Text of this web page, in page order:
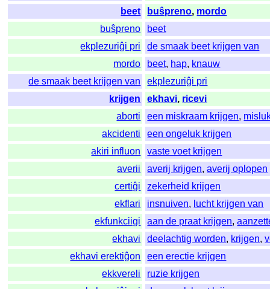
beet
buŝpreno, mordo
buŝpreno
beet
ekplezuriĝi pri
de smaak beet krijgen van
mordo
beet, hap, knauw
de smaak beet krijgen van
ekplezuriĝi pri
krijgen
ekhavi, ricevi
aborti
een miskraam krijgen,
akcidenti
een ongeluk krijgen
akiri influon
vaste voet krijgen
averii
averij krijgen,averij oplopen
certiĝi
zekerheid krijgen
ekflari
insnuiven, lucht krijgen van
ekfunkciigi
aan de praat krijgen,
ekhavi
deelachtig worden, krijgen,
ekhavi erektiĝon
een erectie krijgen
ekkvereli
ruzie krijgen